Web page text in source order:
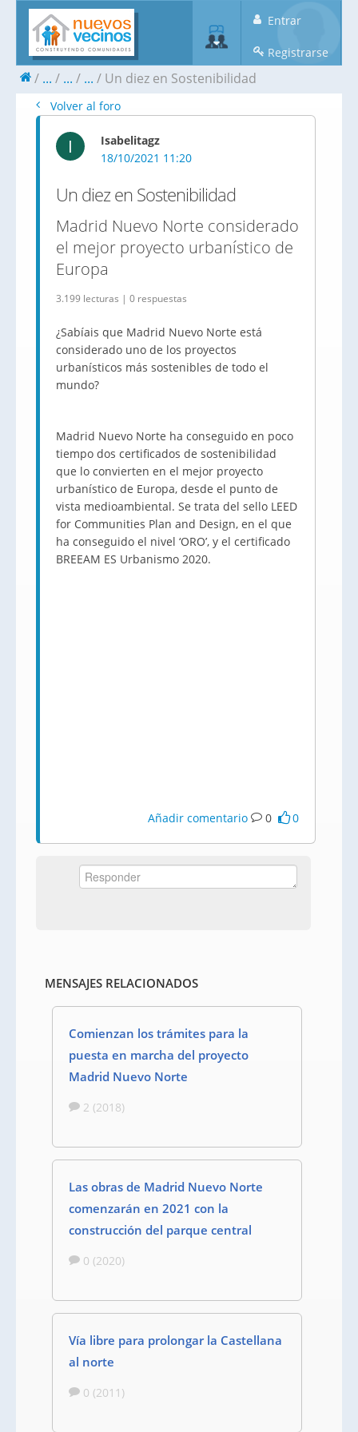
Entrar
Registrarse
... ... ... Un diez en Sostenibilidad
Volver al foro
I
Isabelitagz
18/10/2021 11:20
Un diez en Sostenibilidad
Madrid Nuevo Norte considerado
el mejor proyecto urbanístico de
Europa
3.199 lecturas | 0 respuestas
¿Sabíais que Madrid Nuevo Norte está
considerado uno de los proyectos
urbanísticos más sostenibles de todo el
mundo?
Madrid Nuevo Norte ha conseguido en poco
tiempo dos certificados de sostenibilidad
que lo convierten en el mejor proyecto
urbanístico de Europa, desde el punto de
vista medioambiental. Se trata del sello LEED
for Communities Plan and Design, en el que
ha conseguido el nivel ‘ORO’, y el certificado
BREEAM ES Urbanismo 2020.
Añadir comentario 0 0
MENSAJES RELACIONADOS
Comienzan los trámites para la
puesta en marcha del proyecto
Madrid Nuevo Norte
2 (2018)
Las obras de Madrid Nuevo Norte
comenzarán en 2021 con la
construcción del parque central
0 (2020)
Vía libre para prolongar la Castellana
al norte
0 (2011)